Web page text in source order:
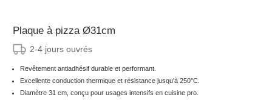
Plaque à pizza Ø31cm
2-4 jours ouvrés
Revêtement antiadhésif durable et performant.
Excellente conduction thermique et résistance jusqu'à 250°C.
Diamètre 31 cm, conçu pour usages intensifs en cuisine pro.